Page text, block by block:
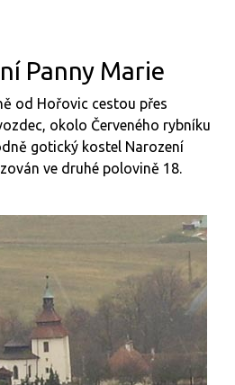
Panny Marie
od Hořovic cestou přes
okolo Červeného rybníku
gotický kostel Narození
ve druhé polovině 18.